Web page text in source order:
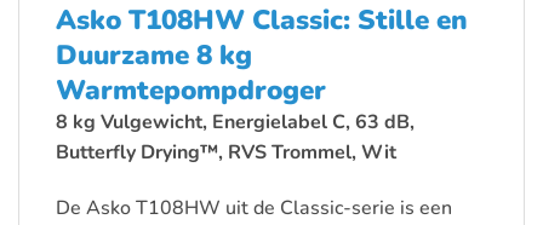
Asko T108HW Classic: Stille en
Duurzame 8 kg
Warmtepompdroger
8 kg Vulgewicht, Energielabel C, 63 dB,
Butterfly Drying™, RVS Trommel, Wit
De Asko T108HW uit de Classic-serie is een